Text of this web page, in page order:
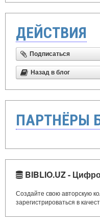
ДЕЙСТВИЯ
Подписаться
Назад в блог
ПАРТНЁРЫ
BIBLIO.UZ -
Создайте свою авторскую
зарегистрироваться в